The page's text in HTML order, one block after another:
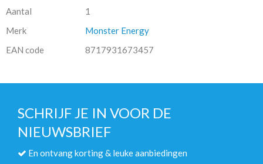
Aantal
1
Merk
Monster Energy
EAN code
8717931673457
SCHRIJF JE IN VOOR DE
NIEUWSBRIEF
En ontvang korting & leuke aanbiedingen